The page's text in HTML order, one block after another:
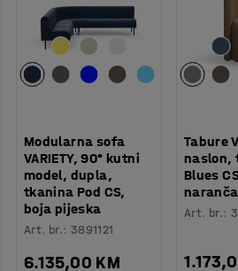
Modularna sofa
VARIETY, 90° kutni
model, dupla,
tkanina Pod CS,
boja pijeska
Art. br.: 3891121
6.135,00 KM
Tabure
naslon,
Blues
Art. br.: